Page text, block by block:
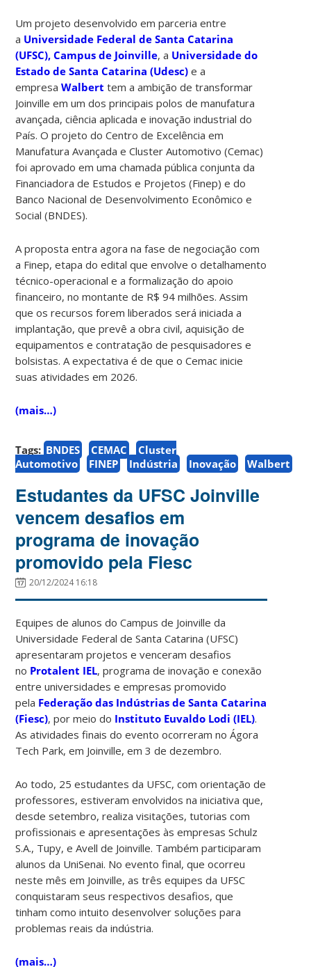
Um projeto desenvolvido em parceria entre
a Universidade Federal de Santa Catarina
(UFSC), Campus de Joinville, a Universidade do
Estado de Santa Catarina (Udesc) e a
empresaWalbert tem a ambição de transformar
Joinville em um dos principais polos de manufatura
avançada, ciência aplicada e inovação industrial do
País. O projeto do Centro de Excelência em
Manufatura Avançada e Cluster Automotivo (Cemac)
foi aprovado em uma chamada pública conjunta da
Financiadora de Estudos e Projetos (Finep) e do
Banco Nacional de Desenvolvimento Econômico e
Social (BNDES).
A proposta entra agora na fase de negociação com
a Finep, etapa do edital que envolve o detalhamento
técnico-operacional e a formalização do apoio
financeiro, no montante de R$ 94 milhões. Assim
que os recursos forem liberados será iniciada a
implantação, que prevê a obra civil, aquisição de
equipamentos e contratação de pesquisadores e
bolsistas. A expectativa é de que o Cemac inicie
suas atividades em 2026.
(mais…)
Tags: BNDES CEMAC
Cluster
Automotivo
FINEP Indústria Inovação Walbert
Estudantes da UFSC Joinville
vencem desafios em
programa de inovação
promovido pela Fiesc
20/12/2024 16:18
Equipes de alunos do Campus de Joinville da
Universidade Federal de Santa Catarina (UFSC)
apresentaram projetos e venceram desafios
no Protalent IEL, programa de inovação e conexão
entre universidades e empresas promovido
pela Federação das Indústrias de Santa Catarina
(Fiesc), por meio do Instituto Euvaldo Lodi (IEL).
As atividades finais do evento ocorreram no Ágora
Tech Park, em Joinville, em 3 de dezembro.
Ao todo, 25 estudantes da UFSC, com orientação de
professores, estiveram envolvidos na iniciativa que,
desde setembro, realiza visitações, tutorias com
profissionais e apresentações às empresas Schulz
S.A., Tupy, e Avell de Joinville. Também participaram
alunos da UniSenai. No evento final, que ocorreu
neste mês em Joinville, as três equipes da UFSC
conquistaram seus respectivos desafios, que
tinham como intuito desenvolver soluções para
problemas reais da indústria.
(mais…)